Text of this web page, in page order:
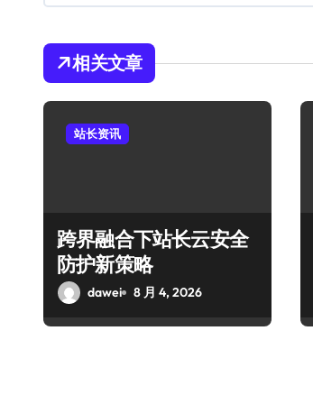
相关文章
站长资讯
跨界融合下站长云安全
防护新策略
dawei 8 月 4, 2026